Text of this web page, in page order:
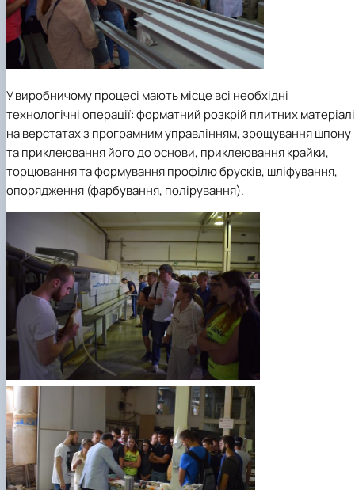
У виробничому процесі мають місце всі необхідні
технологічні операції: форматний розкрій плитних
на верстатах з програмним управлінням, зрощування шпону
та приклеювання його до основи, приклеювання крайки,
торцювання та формування профілю брусків, шліфування,
опорядження (фарбування, полірування).